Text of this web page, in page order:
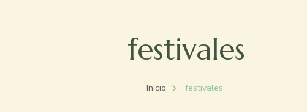
festivales
Inicio festivales